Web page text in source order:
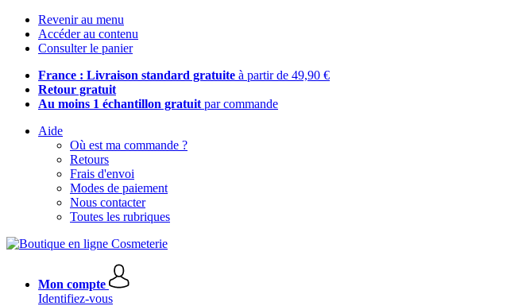
Revenir au menu
Accéder au contenu
Consulter le panier
France : Livraison standard gratuite à partir de 49,90 €
Retour gratuit
Au moins 1 échantillon gratuit par commande
Aide
Où est ma commande ?
Retours
Frais d'envoi
Modes de paiement
Nous contacter
Toutes les rubriques
Mon compte
Identifiez-vous